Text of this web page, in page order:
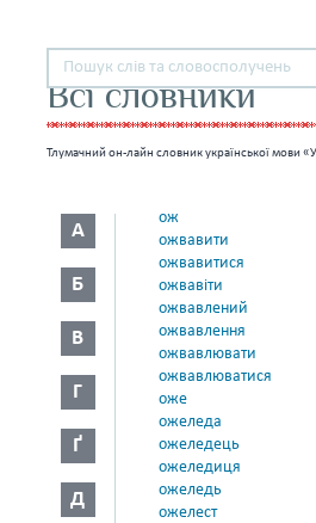
Всі словники
Тлумачний он-лайн словник української мови
А
Б
В
Г
Ґ
Д
ож
ожвавити
ожвавитися
ожвавіти
ожвавлений
ожвавлення
ожвавлювати
ожвавлюватися
оже
ожеледа
ожеледець
ожеледиця
ожеледь
ожелест